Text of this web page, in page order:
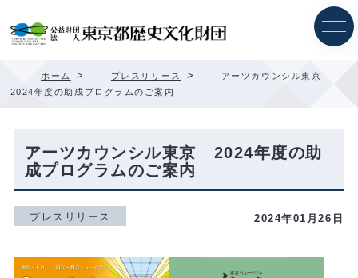
ッ
ホーム > プレスリリース >
アーツカウンシル東京
2024年度の助成プログラムのご案内
アーツカウンシル東京 2024年度の助
成プログラムのご案内
プレスリリース 2024年01月26日